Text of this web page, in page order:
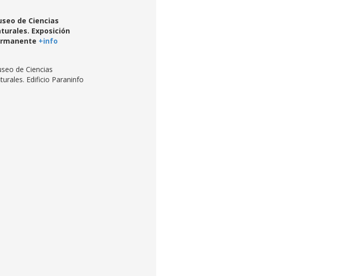
de Ciencias
Exposición
+info
de Ciencias
Edificio Paraninfo